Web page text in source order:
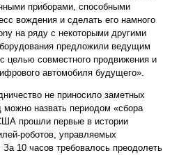
приборами, способными
вождения и сделать его намного
на ряду с некоторыми другими
предложили ведущим
целью совместного продвижения и
автомобиля будущего».
не приносило заметных
можно назвать периодом «сбора
прошли первые в истории
роботов, управляемых
10 часов требовалось преодолеть